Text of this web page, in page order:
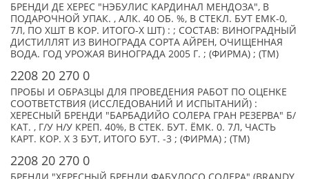
БРЕНДИ ДЕ ХЕРЕС "НЭБУЛИС КАРДИНАЛ МЕНДОЗА", В
ПОДАРОЧНОЙ УПАК. , АЛК. 40 ОБ. %, В СТЕКЛ. БУТ ЕМК-0,
7Л, ПО XШТ В КОР. ИТОГО-X ШТ) : ; СОСТАВ: ВИНОГРАДНЫЙ
ДИСТИЛЛЯТ ИЗ ВИНОГРАДА СОРТА АЙРЕН, ОЧИЩЕННАЯ
ВОДА. ГОД УРОЖАЯ ВИНОГРАДА 2005 Г. ; (ФИРМА) ; (TM)
2208 20 270 0
ПРОБЫ И ОБРАЗЦЫ ДЛЯ ПРОВЕДЕНИЯ РАБОТ ПО ОЦЕНКЕ
СООТВЕТСТВИЯ (ИССЛЕДОВАНИЙ И ИСПЫТАНИЙ) :
ХЕРЕСНЫЙ БРЕНДИ "БАРБАДИЙО СОЛЕРА ГРАН РЕЗЕРВА" Б/
КАТ. , Г/У Н/У КРЕП. 40%, В СТЕК. БУТ. ЁМК. 0. 7Л, ЧАСТЬ
КАРТ. КОР. Х 3 БУТ, ИТОГО БУТ. -3 ; (ФИРМА) ; (TM)
2208 20 270 0